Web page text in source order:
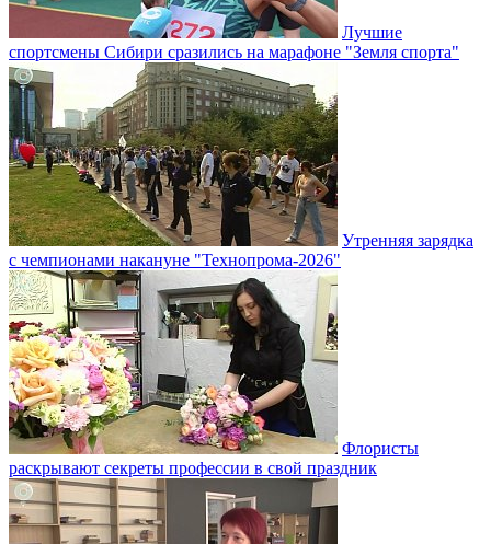
Лучшие
спортсмены Сибири сразились на марафоне "Земля спорта"
Утренняя зарядка
с чемпионами накануне "Технопрома-2026"
Флористы
раскрывают секреты профессии в свой праздник